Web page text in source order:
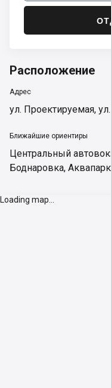
Расположение
Адрес
ул. Проектируемая,
Ближайшие ориентиры
Центральный
Боднаровка,
Loading map...